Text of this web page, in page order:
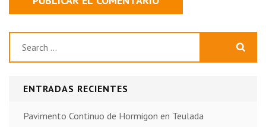
ENTRADAS RECIENTES
Pavimento Continuo de Hormigon en Teulada